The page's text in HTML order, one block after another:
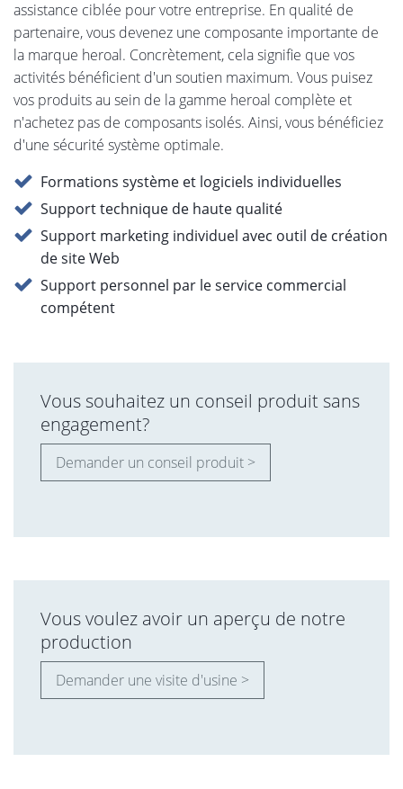
assistance ciblée pour votre entreprise. En qualité de
partenaire, vous devenez une composante importante de
la marque heroal. Concrètement, cela signifie que vos
activités bénéficient d'un soutien maximum. Vous puisez
vos produits au sein de la gamme heroal complète et
n'achetez pas de composants isolés. Ainsi, vous bénéficiez
d'une sécurité système optimale.
Formations système et logiciels individuelles
Support technique de haute qualité
Support marketing individuel avec outil de création
de site Web
Support personnel par le service commercial
compétent
Vous souhaitez un conseil produit sans
engagement?
Demander un conseil produit >
Vous voulez avoir un aperçu de notre
production
Demander une visite d'usine >